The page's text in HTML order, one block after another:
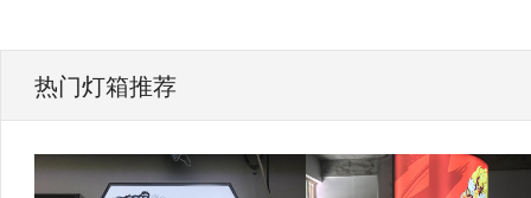
热门灯箱推荐